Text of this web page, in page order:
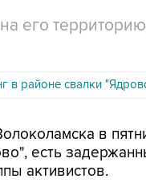
его
в районе свалки
в
есть
активистов.